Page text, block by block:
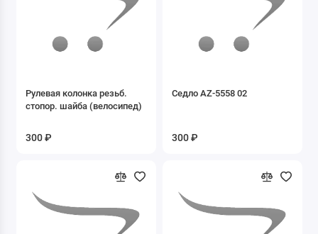
Прочие аксессуары
Чехлы на технику
Экипировка
Показать все
Рулевая колонка резьб.
стопор. шайба (велосипед)
300 ₽
Седло AZ-5558 02
300 ₽